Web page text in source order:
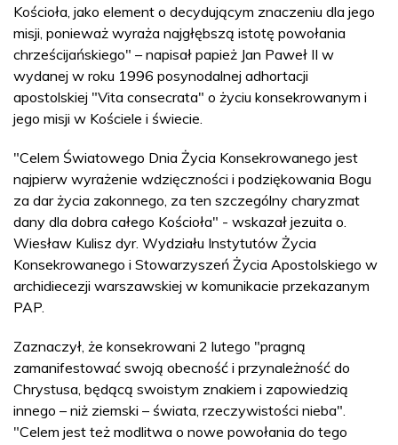
Kościoła, jako element o decydującym znaczeniu dla jego
misji, ponieważ wyraża najgłębszą istotę powołania
chrześcijańskiego" – napisał papież Jan Paweł II w
wydanej w roku 1996 posynodalnej adhortacji
apostolskiej "Vita consecrata" o życiu konsekrowanym i
jego misji w Kościele i świecie.
"Celem Światowego Dnia Życia Konsekrowanego jest
najpierw wyrażenie wdzięczności i podziękowania Bogu
za dar życia zakonnego, za ten szczególny charyzmat
dany dla dobra całego Kościoła" - wskazał jezuita o.
Wiesław Kulisz dyr. Wydziału Instytutów Życia
Konsekrowanego i Stowarzyszeń Życia Apostolskiego w
archidiecezji warszawskiej w komunikacie przekazanym
PAP.
Zaznaczył, że konsekrowani 2 lutego "pragną
zamanifestować swoją obecność i przynależność do
Chrystusa, będącą swoistym znakiem i zapowiedzią
innego – niż ziemski – świata, rzeczywistości nieba".
"Celem jest też modlitwa o nowe powołania do tego